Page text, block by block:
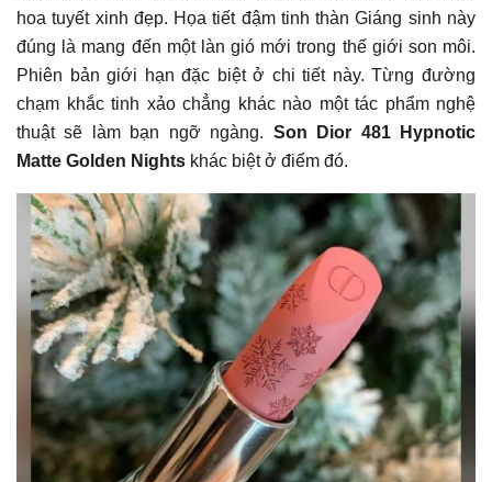
hoa tuyết xinh đẹp. Họa tiết đậm tinh thàn Giáng sinh này
đúng là mang đến một làn gió mới trong thế giới son môi.
Phiên bản giới hạn đặc biệt ở chi tiết này. Từng đường
chạm khắc tinh xảo chẳng khác nào một tác phẩm nghệ
thuật sẽ làm bạn ngỡ ngàng. Son Dior 481 Hypnotic
Matte Golden Nights khác biệt ở điểm đó.